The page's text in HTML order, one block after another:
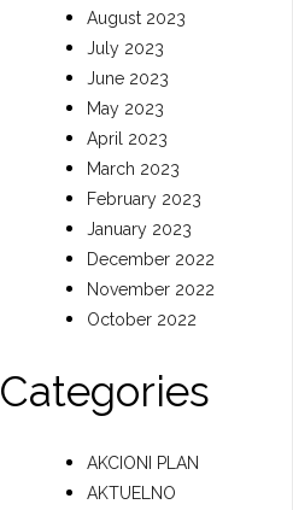
August 2023
July 2023
June 2023
May 2023
April 2023
March 2023
February 2023
January 2023
December 2022
November 2022
October 2022
Categories
AKCIONI PLAN
AKTUELNO